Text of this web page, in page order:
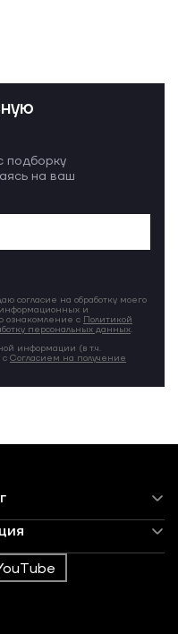
подборку
на ваш
согласие на обработку моего
и
ознакомление с Политикой
персональных данных.
информации (в т.ч.
с Согласием на получение